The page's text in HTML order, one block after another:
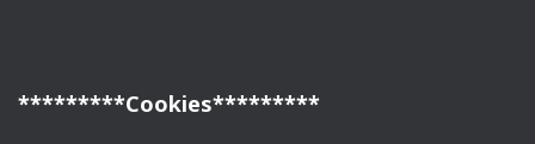
*********Cookies*********